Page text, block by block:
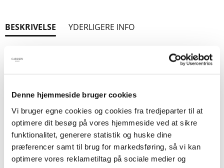
Denne hjemmeside bruger cookies
Vi bruger egne cookies og cookies fra tredjeparter til at
optimere dit besøg på vores hjemmeside ved at sikre
funktionalitet, generere statistik og huske dine
præferencer samt til brug for markedsføring, så vi kan
optimere vores reklametiltag på sociale medier og
BESKRIVELSE YDERLIGERE INFO
Har du fået din daglige dosis af Kaptajn
Underhyler? Endda i farver?
superhelt. Faktisk er han så hemmelig, at han ikke
selv ved det.
Jimmy og Otto troede, at de var færdige med
klamme bussemænd. Efter at Den Bioniske
Busserdreng er overvundet, er der blot et mindre